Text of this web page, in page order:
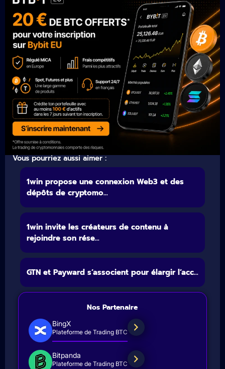
Vous pourriez aussi aimer :
1win propose une connexion Web3 et des
dépôts de cryptomo...
1win invite les créateurs de contenu à
rejoindre son rése...
GTN et Payward s’associent pour élargir l’acc...
Nos Partenaire
BingX
Plateforme de Trading BTC
Bitpanda
Plateforme de Trading BTC